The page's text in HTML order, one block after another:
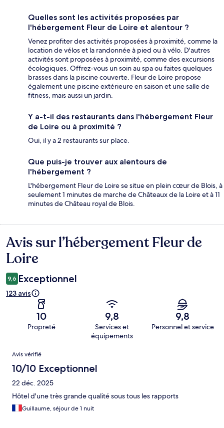
Quelles sont les activités proposées par
l'hébergement Fleur de Loire et alentour ?
Venez profiter des activités proposées à proximité, comme la
location de vélos et la randonnée à pied ou à vélo. D'autres
activités sont proposées à proximité, comme des excursions
écologiques. Offrez-vous un soin au spa ou faites quelques
brasses dans la piscine couverte. Fleur de Loire propose
également une piscine extérieure en saison et une salle de
fitness, mais aussi un jardin.
Y a-t-il des restaurants dans l'hébergement Fleur
de Loire ou à proximité ?
Oui, il y a 2 restaurants sur place.
Que puis-je trouver aux alentours de
l'hébergement ?
L'hébergement Fleur de Loire se situe en plein cœur de Blois, à
seulement 1 minutes de marche de Châteaux de la Loire et à 11
minutes de Château royal de Blois.
Avis
Avis sur l’hébergement Fleur de
Loire
9,6 Exceptionnel
123 avis
10
Propreté
9,8
Services et
équipements
9,8
Personnel et service
Avis
Avis vérifié
10/10 Exceptionnel
22 déc. 2025
Hôtel d'une très grande qualité sous tous les rapports
Guillaume, séjour de 1 nuit